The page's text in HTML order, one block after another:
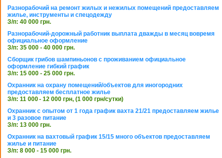
Разнорабочий на ремонт жилых и нежилых помещений предоставляем
жилье, инструменты и спецодежду
З/п: 40 000 грн.
Разнорабочий-дорожный работник выплата дважды в месяц вовремя
официальное оформление
З/п: 35 000 - 40 000 грн.
Сборщик грибов шампиньонов с проживанием официальное
оформление гибкий график
З/п: 15 000 - 25 000 грн.
Охранник на охрану помещений/объектов для иногородних
предоставляем бесплатное жилье
З/п: 11 000 - 12 000 грн, (1 000 грн/сутки)
Охранник с опытом от 1 года график вахта 21/21 предоставляем жилье
и 3 разовое питание
З/п: 13 000 грн.
Охранник на вахтовый график 15/15 много объектов предоставляем
жилье и питание
З/п: 8 000 - 15 000 грн.